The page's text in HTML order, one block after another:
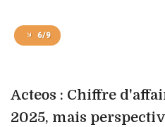
6/9
Acteos : Chiffre
2025, mais